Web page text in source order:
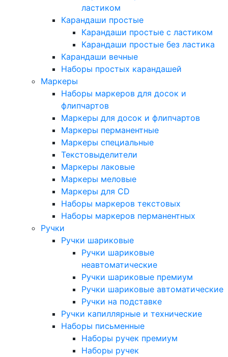
ластиком
Карандаши простые
Карандаши простые с ластиком
Карандаши простые без ластика
Карандаши вечные
Наборы простых карандашей
Маркеры
Наборы маркеров для досок и
флипчартов
Маркеры для досок и флипчартов
Маркеры перманентные
Маркеры специальные
Текстовыделители
Маркеры лаковые
Маркеры меловые
Маркеры для CD
Наборы маркеров текстовых
Наборы маркеров перманентных
Ручки
Ручки шариковые
Ручки шариковые
неавтоматические
Ручки шариковые премиум
Ручки шариковые автоматические
Ручки на подставке
Ручки капиллярные и технические
Наборы письменные
Наборы ручек премиум
Наборы ручек